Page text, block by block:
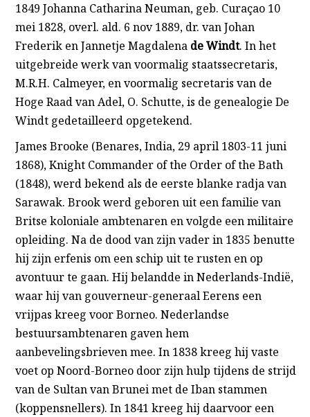
1849 Johanna Catharina Neuman, geb. Curaçao 10
mei 1828, overl. ald. 6 nov 1889, dr. van Johan
Frederik en Jannetje Magdalena de Windt. In het
uitgebreide werk van voormalig staatssecretaris,
M.R.H. Calmeyer, en voormalig secretaris van de
Hoge Raad van Adel, O. Schutte, is de genealogie De
Windt gedetailleerd opgetekend.
James Brooke (Benares, India, 29 april 1803-11 juni
1868), Knight Commander of the Order of the Bath
(1848), werd bekend als de eerste blanke radja van
Sarawak. Brook werd geboren uit een familie van
Britse koloniale ambtenaren en volgde een militaire
opleiding. Na de dood van zijn vader in 1835 benutte
hij zijn erfenis om een schip uit te rusten en op
avontuur te gaan. Hij belandde in Nederlands-Indië,
waar hij van gouverneur-generaal Eerens een
vrijpas kreeg voor Borneo. Nederlandse
bestuursambtenaren gaven hem
aanbevelingsbrieven mee. In 1838 kreeg hij vaste
voet op Noord-Borneo door zijn hulp tijdens de strijd
van de Sultan van Brunei met de Iban stammen
(koppensnellers). In 1841 kreeg hij daarvoor een